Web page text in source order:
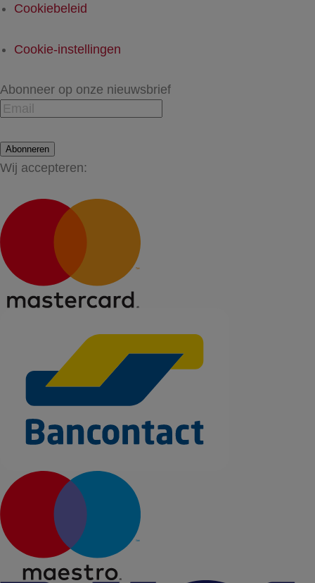
Cookiebeleid
Cookie-instellingen
Abonneer op onze nieuwsbrief
Abonneren
Wij accepteren: